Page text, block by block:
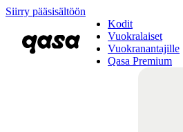
Siirry pääsisältöön
Kodit
Vuokralaiset
Vuokranantajille
Qasa Premium